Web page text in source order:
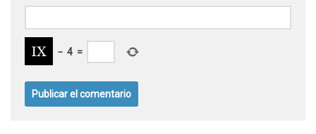
− 4 =